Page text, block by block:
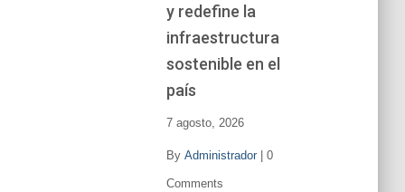
y redefine la
infraestructura
sostenible en el
país
7 agosto, 2026
By Administrador| 0
Comments